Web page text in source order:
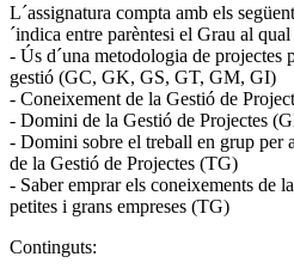
L´assignatura compta amb els
´indica entre parèntesi el Grau al
- Ús d´una metodologia de projectes
gestió (GC, GK, GS, GT, GM, GI)
- Coneixement de la Gestió de
- Domini de la Gestió de Projectes
- Domini sobre el treball en grup per
de la Gestió de Projectes (TG)
- Saber emprar els coneixements de
petites i grans empreses (TG)
Continguts: